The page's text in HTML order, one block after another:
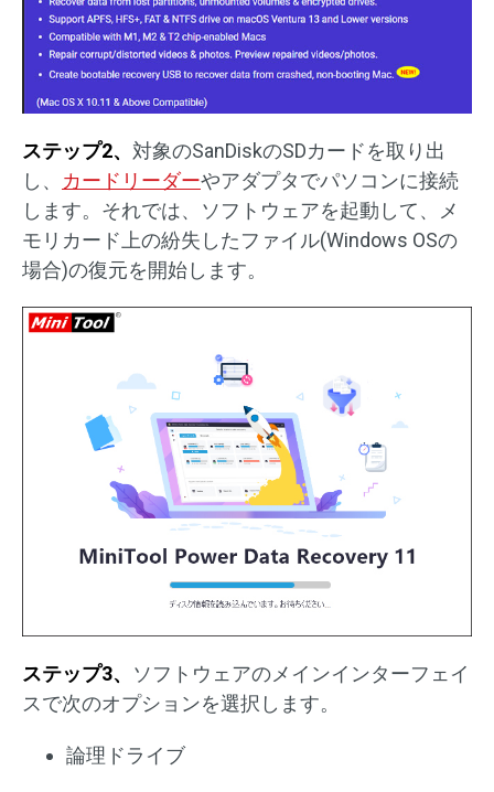
ステップ2、 対象のSanDiskのSDカードを取り出
し、 カードリーダーやアダプタでパソコンに接続
します。それでは、ソフトウェアを起動して、メ
モリカード上の紛失したファイル(Windows OSの
場合)の復元を開始します。
ステップ3、 ソフトウェアのメインインターフェイ
スで次のオプションを選択します。
論理ドライブ